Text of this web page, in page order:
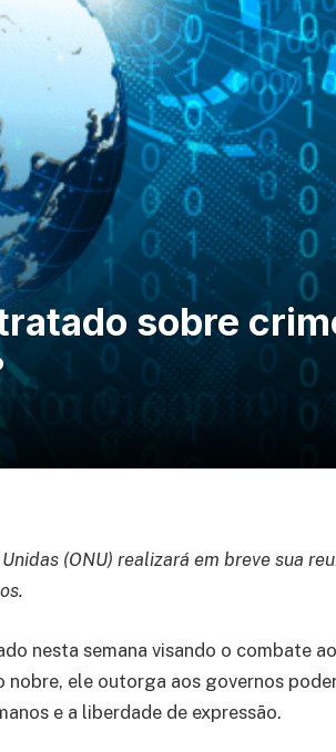
sobre
(ONU) realizará em breve sua
nesta semana visando o combate
ele outorga aos governos
e a liberdade de expressão.